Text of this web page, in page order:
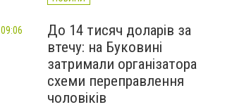
До 14 тисяч доларів за
втечу: на Буковині
затримали організатора
схеми переправлення
чоловіків
09:06